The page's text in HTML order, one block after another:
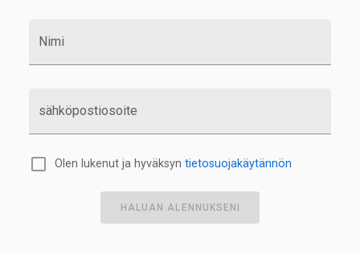
Nimi
sähköpostiosoite
Olen lukenut ja hyväksyn tietosuojakäytännön
HALUAN ALENNUKSENI